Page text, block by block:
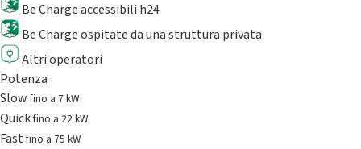
Be Charge accessibili h24
Be Charge ospitate da una struttura privata
Altri operatori
Potenza
Slowfino a 7 kW
Quickfino a 22 kW
Fastfino a 75 kW